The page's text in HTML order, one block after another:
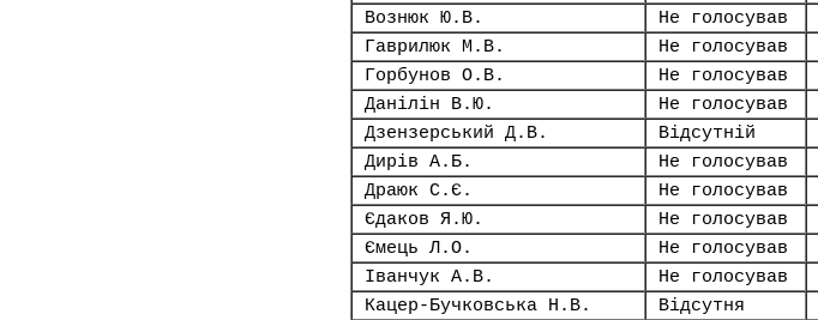
Вознюк Ю.В.
Не голосував
Гаврилюк М.В.
Не голосував
Горбунов О.В.
Не голосував
Данілін В.Ю.
Не голосував
Дзензерський Д.В.
Відсутній
Дирів А.Б.
Не голосував
Драюк С.Є.
Не голосував
Єдаков Я.Ю.
Не голосував
Ємець Л.О.
Не голосував
Іванчук А.В.
Не голосував
Кацер-Бучковська Н.В.
Відсутня